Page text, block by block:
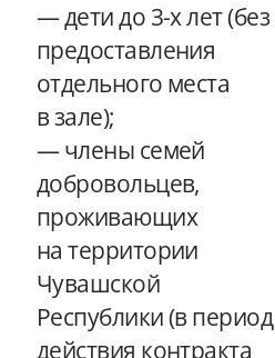
— дети до 3-х лет (без
предоставления
отдельного места
в зале);
— члены семей
добровольцев,
проживающих
на территории
Чувашской
Республики (в период
действия контракта